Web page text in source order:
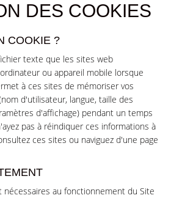
DES COOKIES
COOKIE ?
texte que les sites web
ou appareil mobile lorsque
à ces sites de mémoriser vos
d'utilisateur, langue, taille des
d'affichage) pendant un temps
pas à réindiquer ces informations à
ces sites ou naviguez d'une page
au fonctionnement du Site